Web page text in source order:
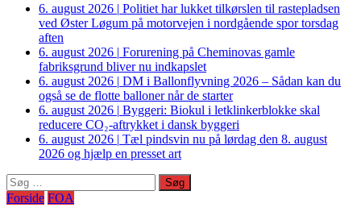
6. august 2026 | Politiet har lukket tilkørslen til rastepladsen
ved Øster Løgum på motorvejen i nordgående spor torsdag
aften
6. august 2026 | Forurening på Cheminovas gamle
fabriksgrund bliver nu indkapslet
6. august 2026 | DM i Ballonflyvning 2026 – Sådan kan du
også se de flotte balloner når de starter
6. august 2026 | Byggeri: Biokul i letklinkerblokke skal
reducere CO₂-aftrykket i dansk byggeri
6. august 2026 | Tæl pindsvin nu på lørdag den 8. august
2026 og hjælp en presset art
Søg
efter:
Forside FOA